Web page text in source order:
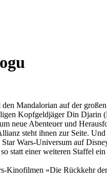
Mandalorian auf der
Kopfgeldjäger Din
neue Abenteuer und
steht ihnen zur Seite.
Wars-Universum auf
statt einer weiteren Staffel
Kinofilmen »Die Rückkehr